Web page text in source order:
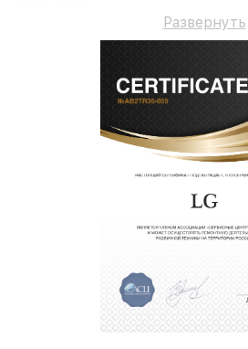
Развернуть